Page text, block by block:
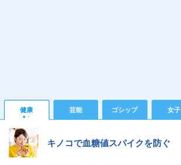
健康 芸能 ゴシップ 女子
キノコで血糖値スパイクを防ぐ